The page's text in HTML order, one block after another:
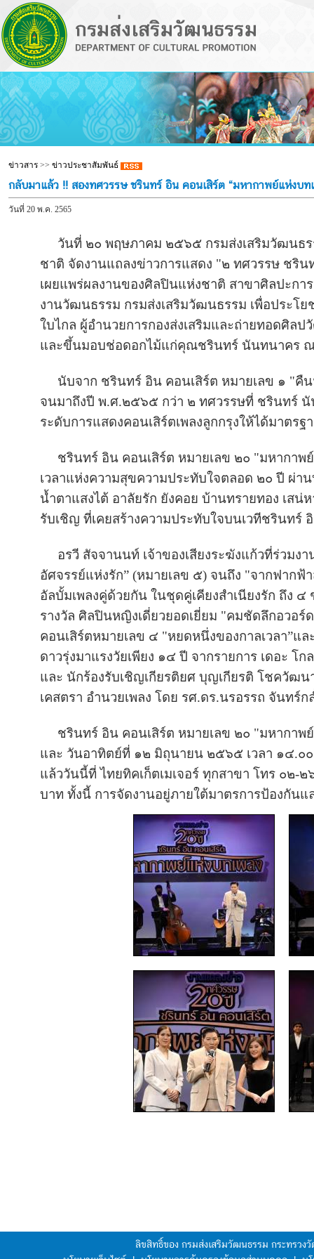
ข่าวสาร>> ข่าวประชาสัมพันธ์
กลับมาแล้ว !! สองทศวรรษ ชรินทร์ อิน คอนเสิร์ต “มหากาพย์แห่งบ
วันที่ 20 พ.ค. 2565
วันที่ ๒๐ พฤษภาคม ๒๕๖๕ กรมส่งเสริมวัฒนธ
ชาติ จัดงานแถลงข่าวการแสดง "๒ ทศวรรษ ชริน
เผยแพร่ผลงานของศิลปินแห่งชาติ สาขาศิลปะกา
งานวัฒนธรรม กรมส่งเสริมวัฒนธรรม เพื่อประ
ใบไกล ผู้อำนวยการกองส่งเสริมและถ่ายทอดศิล
และขึ้นมอบช่อดอกไม้แก่คุณชรินทร์ นันทนาคร
นับจาก ชรินทร์ อิน คอนเสิร์ต หมายเลข ๑ "คืน
จนมาถึงปี พ.ศ.๒๕๖๕ กว่า ๒ ทศวรรษที่ ชรินทร์
ระดับการแสดงคอนเสิร์ตเพลงลูกกรุงให้ได้มาตร
ชรินทร์ อิน คอนเสิร์ต หมายเลข ๒๐ "มหากาพย์
เวลาแห่งความสุขความประทับใจตลอด ๒๐ ปี ผ่า
น้ำตาแสงไต้ อาลัยรัก ยังคอย บ้านทรายทอง เส
รับเชิญ ที่เคยสร้างความประทับใจบนเวทีชรินทร์
อรวี สัจจานนท์ เจ้าของเสียงระฆังแก้วที่ร่วมง
อัศจรรย์แห่งรัก” (หมายเลข ๕) จนถึง "จากฟาก
อัลบั้มเพลงคู่ด้วยกัน ในชุดคู่เคียงสำเนียงรัก ถึง
รางวัล ศิลปินหญิงเดี่ยวยอดเยี่ยม "คมชัดลึกอวอ
คอนเสิร์ตหมายเลข ๔ "หยดหนึ่งของกาลเวลา”แ
ดาวรุ่งมาแรงวัยเพียง ๑๔ ปี จากรายการ เดอะ โ
และ นักร้องรับเชิญเกียรติยศ บุญเกียรติ โชควัฒ
เคสตรา อำนวยเพลง โดย รศ.ดร.นรอรรถ จันทร์ก
ชรินทร์ อิน คอนเสิร์ต หมายเลข ๒๐ "มหากาพย์
และ วันอาทิตย์ที่ ๑๒ มิถุนายน ๒๕๖๕ เวลา ๑๔.
แล้ววันนี้ที่ ไทยทิคเก็ตเมเจอร์ ทุกสาขา โทร ๐
บาท ทั้งนี้ การจัดงานอยู่ภายใต้มาตรการป้องกัน
ลิขสิทธิ์ของ กรมส่งเสริมวัฒนธรรม กระทรว